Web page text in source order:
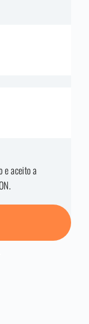
e aceito a